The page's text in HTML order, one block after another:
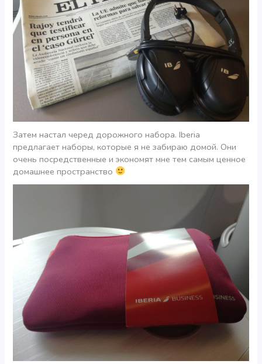
Затем настал черед дорожного набора. Iberia
предлагает наборы, которые я не забираю домой. Они
очень посредственные и экономят мне тем самым ценное
домашнее пространство